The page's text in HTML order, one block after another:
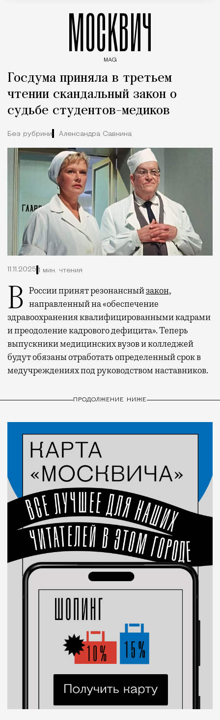
МОСКВИЧ
MAG
Госдума приняла в третьем
чтении скандальный закон о
судьбе студентов-медиков
Без рубрики Александра Савкина
11.11.2025 1 мин. чтения
В России принят резонансныйзакон,
направленный на «обеспечение
здравоохранения квалифицированными кадрами
и преодоление кадрового дефицита». Теперь
выпускники медицинских вузов и колледжей
будут обязаны отработать определенный срок в
медучреждениях под руководством наставников.
ПРОДОЛЖЕНИЕ НИЖЕ